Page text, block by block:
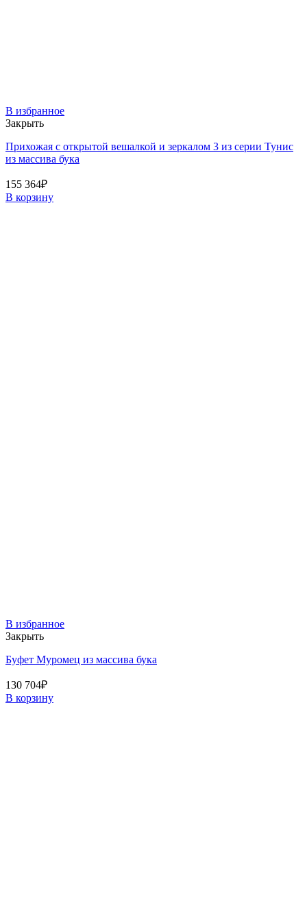
В избранное
Закрыть
Прихожая с открытой вешалкой и зеркалом 3 из серии Тунис
из массива бука
155 364₽
В корзину
В избранное
Закрыть
Буфет Муромец из массива бука
130 704₽
В корзину